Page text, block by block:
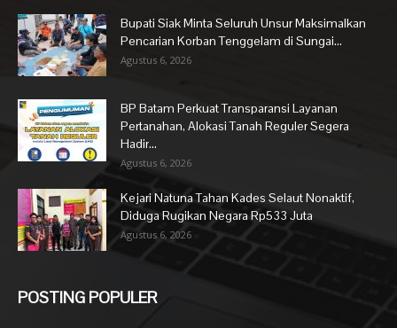
Bupati Siak Minta Seluruh Unsur Maksimalkan
Pencarian Korban Tenggelam di Sungai...
Agustus 6, 2026
BP Batam Perkuat Transparansi Layanan
Pertanahan, Alokasi Tanah Reguler Segera
Hadir...
Agustus 6, 2026
Kejari Natuna Tahan Kades Selaut Nonaktif,
Diduga Rugikan Negara Rp533 Juta
Agustus 6, 2026
POSTING POPULER